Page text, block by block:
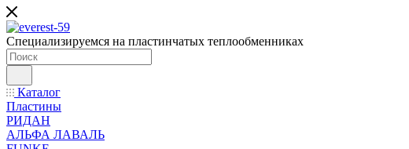
Специализируемся на пластинчатых теплообменниках
Каталог
Пластины
РИДАН
АЛЬФА ЛАВАЛЬ